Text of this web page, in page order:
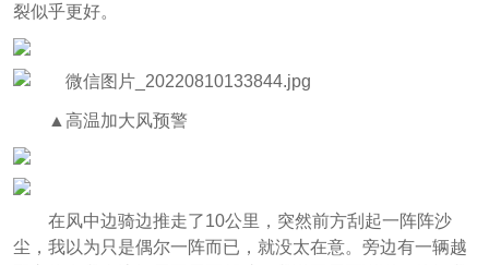
裂似乎更好。
▲高温加大风预警
在风中边骑边推走了10公里，突然前方刮起一阵阵沙
尘，我以为只是偶尔一阵而已，就没太在意。旁边有一辆越